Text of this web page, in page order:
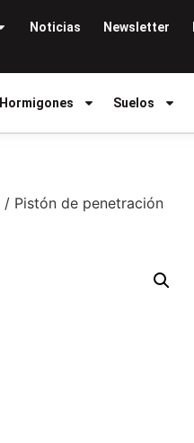
Noticias Newsletter
Hormigones Suelos
/ Pistón de penetración